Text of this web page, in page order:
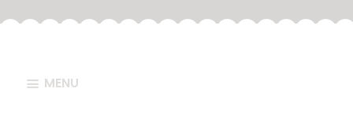
MENU